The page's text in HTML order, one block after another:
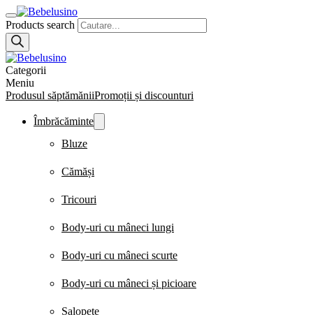
Products search
Categorii
Meniu
Produsul săptămăniiPromoții și discounturi
Îmbrăcăminte
Bluze
Cămăși
Tricouri
Body-uri cu mâneci lungi
Body-uri cu mâneci scurte
Body-uri cu mâneci și picioare
Salopete